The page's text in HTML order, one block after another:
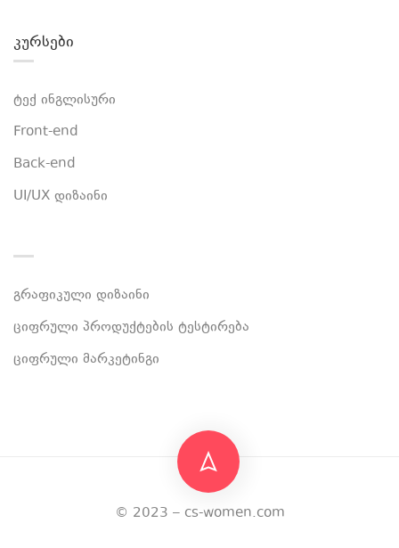
კურსები
ტექ ინგლისური
Front-end
Back-end
UI/UX დიზაინი
გრაფიკული დიზაინი
ციფრული პროდუქტების ტესტირება
ციფრული მარკეტინგი
© 2023 – cs-women.com